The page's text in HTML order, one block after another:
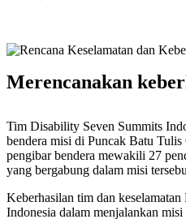
Merencanakan
Tim Disability Seven Summits
bendera misi di Puncak Batu
pengibar bendera mewakili 27
yang bergabung dalam misi
Keberhasilan tim dan
Indonesia dalam menjalankan